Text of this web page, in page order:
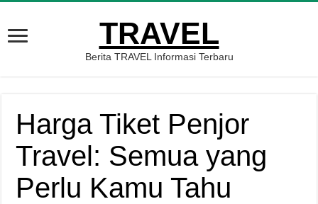
TRAVEL
Berita TRAVEL Informasi Terbaru
Harga Tiket Penjor
Travel: Semua yang
Perlu Kamu Tahu